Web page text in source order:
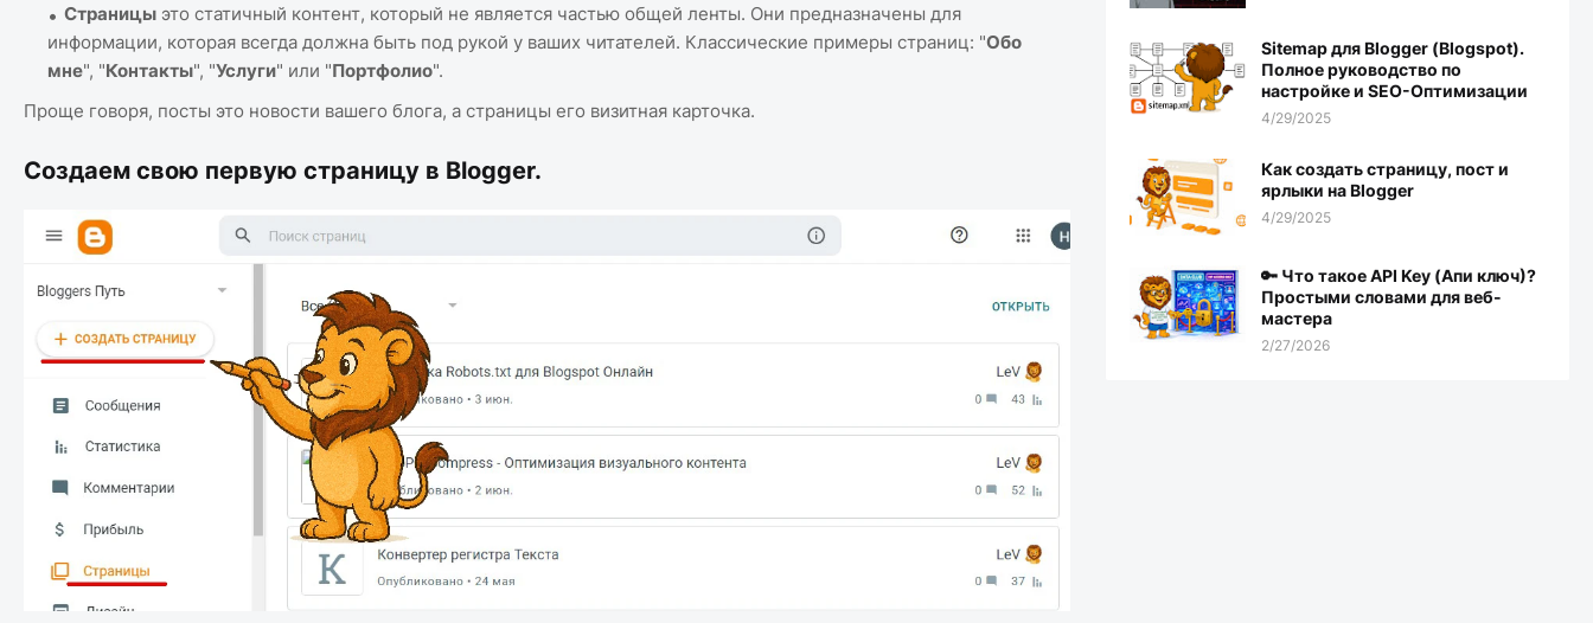
Страницы это статичный контент, который не является частью общей ленты. Они предназначены для
информации, которая всегда должна быть под рукой у ваших читателей. Классические примеры страниц: "Обо
мне", "Контакты", "Услуги" или "Портфолио".
Проще говоря, посты это новости вашего блога, а страницы его визитная карточка.
Создаем свою первую страницу в Blogger.
Sitemap для Blogger (Blogspot).
Полное руководство по
настройке и SEO-Оптимизации
4/29/2025
Как создать страницу, пост и
ярлыки на Blogger
4/29/2025
🔑 Что такое API Key (Апи ключ)?
Простыми словами для веб-
мастера
2/27/2026